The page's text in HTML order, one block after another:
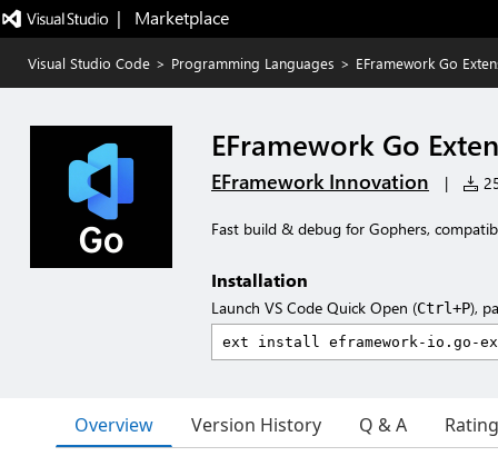
|   Marketplace
Visual Studio Code > Programming Languages > EFramework Go
EFramework Go
EFramework Innovation |
Fast build & debug for Gophers,
Installation
Launch VS Code Quick Open (Ctrl+P),
Overview Version History Q & A